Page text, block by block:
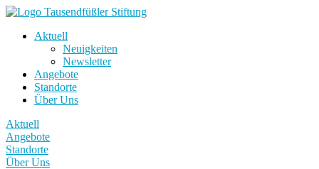
Aktuell
Neuigkeiten
Newsletter
Angebote
Standorte
Über Uns
Aktuell
Angebote
Standorte
Über Uns